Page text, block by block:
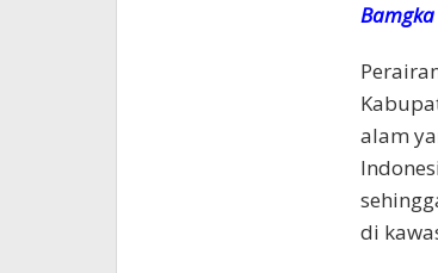
alam
di